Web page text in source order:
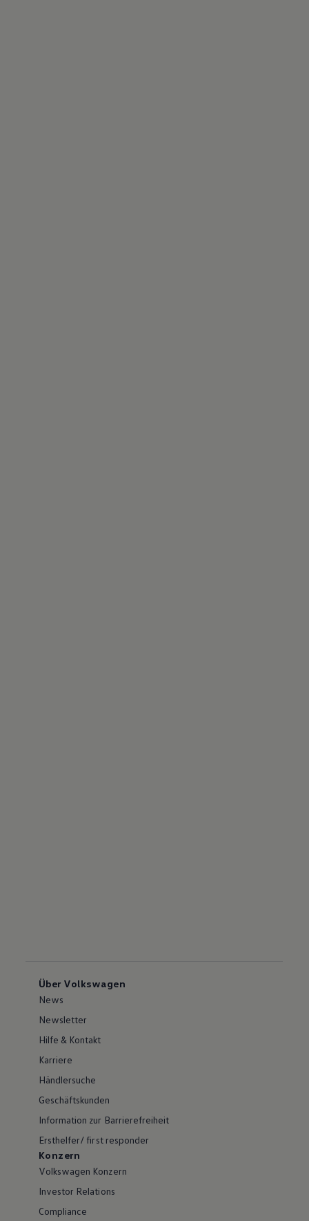
Über Volkswagen
News
Newsletter
Hilfe & Kontakt
Karriere
Händlersuche
Geschäftskunden
Information zur Barrierefreiheit
Ersthelfer/ first responder
Konzern
Volkswagen Konzern
Investor Relations
Compliance